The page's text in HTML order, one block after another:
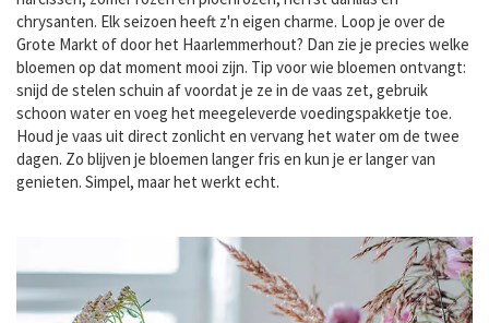
chrysanten. Elk seizoen heeft z'n eigen charme. Loop je over de
Grote Markt of door het Haarlemmerhout? Dan zie je precies welke
bloemen op dat moment mooi zijn. Tip voor wie bloemen ontvangt:
snijd de stelen schuin af voordat je ze in de vaas zet, gebruik
schoon water en voeg het meegeleverde voedingspakketje toe.
Houd je vaas uit direct zonlicht en vervang het water om de twee
dagen. Zo blijven je bloemen langer fris en kun je er langer van
genieten. Simpel, maar het werkt echt.